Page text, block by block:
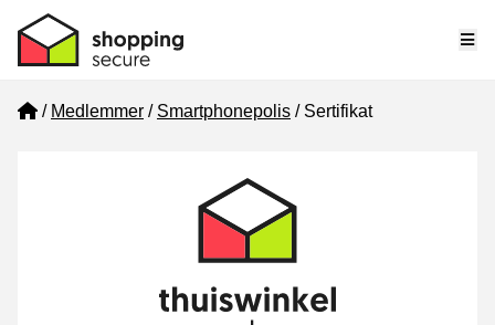
Home
Medlemmer Smartphonepolis Sertifikat